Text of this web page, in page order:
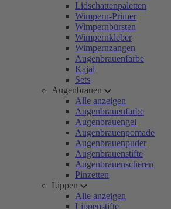
Lidschattenpaletten
Wimpern-Primer
Wimpernbürsten
Wimpernkleber
Wimpernzangen
Augenbrauenfarbe
Kajal
Sets
Augenbrauen
Alle anzeigen
Augenbrauenfarbe
Augenbrauengel
Augenbrauenpomade
Augenbrauenpuder
Augenbrauenstifte
Augenbrauenscheren
Pinzetten
Lippen
Alle anzeigen
Lippenstifte